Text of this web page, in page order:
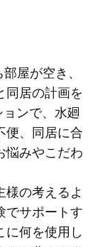
屋が空き、
同居の計画を
ンで、水廻
便、同居に合
悩みやこだわ
様の考えるよ
でサポートす
に何を使用し